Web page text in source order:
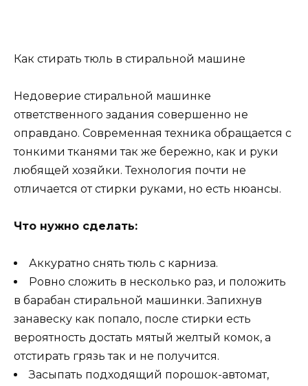
Как стирать тюль в стиральной машине
Недоверие стиральной машинке
ответственного задания совершенно не
оправдано. Современная техника обращается с
тонкими тканями так же бережно, как и руки
любящей хозяйки. Технология почти не
отличается от стирки руками, но есть нюансы.
Что нужно сделать:
Аккуратно снять тюль с карниза.
Ровно сложить в несколько раз, и положить
в барабан стиральной машинки. Запихнув
занавеску как попало, после стирки есть
вероятность достать мятый желтый комок, а
отстирать грязь так и не получится.
Засыпать подходящий порошок-автомат,